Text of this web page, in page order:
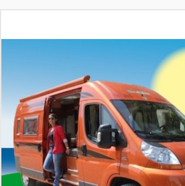
Fourgon-
Forum de conseils et d'entraide des